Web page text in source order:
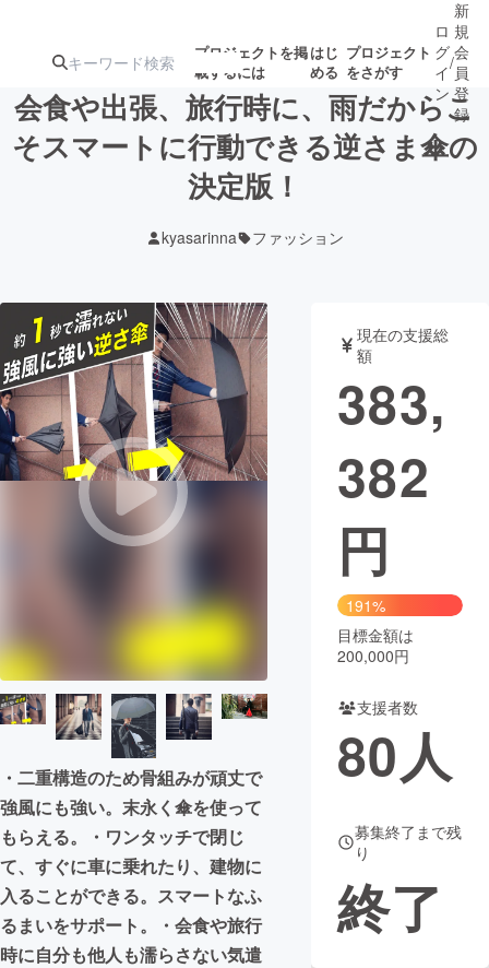
プロジェクトを掲
載するには
はじ
める
プロジェクト
をさがす
注目の新着プロ募集終了が近いプ
テクノロジー・ガジェット
映像・映画 書籍・雑誌
ビジネス・起業 チャレンジ
まちづくり・地域活性化
CAMPFIRE for Social Good
CAMPFIRE Creation
CAMPFIREふるさと納税
コミュニティ
ロ
グ
イ
ン
/
新
規
会
員
登
録
会食や出張、旅行時に、雨だからこ
そスマートに行動できる逆さま傘の
決定版！
kyasarinna ファッション
・二重構造のため骨組みが頑丈で
強風にも強い。末永く傘を使って
もらえる。・ワンタッチで閉じ
て、すぐに車に乗れたり、建物に
入ることができる。スマートなふ
るまいをサポート。・会食や旅行
時に自分も他人も濡らさない気遣
現在の支援総
額
383,
382
円
191%
目標金額は
200,000円
支援者数
80人
募集終了まで残
り
終了